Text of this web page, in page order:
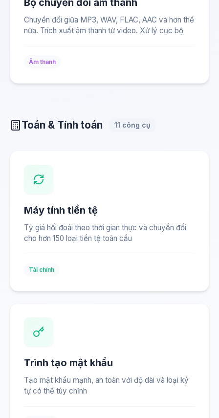
Bộ chuyển đổi âm thanh
Chuyển đổi giữa MP3, WAV, FLAC, AAC và hơn thế
nữa. Trích xuất âm thanh từ video. Xử lý cục bộ
Âm thanh
Toán & Tính toán 11 công cụ
Máy tính tiền tệ
Tỷ giá hối đoái theo thời gian thực và chuyển đổi
cho hơn 150 loại tiền tệ toàn cầu
Tài chính
Trình tạo mật khẩu
Tạo mật khẩu mạnh, an toàn với độ dài và loại ký
tự có thể tùy chỉnh